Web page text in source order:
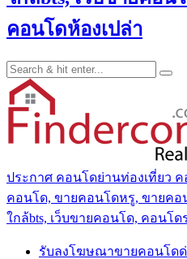
คอนโดห้องเปล่า
ประกาศ คอนโดย่านท่องเที่ยว
คอนโด, ขายคอนโดหรู, ขายค
ใกล้bts, เว็บขายคอนโด, คอนโ
รับลงโฆษณาขายคอนโดด่